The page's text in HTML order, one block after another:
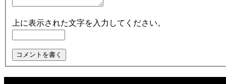
上に表示された文字を入力してください。